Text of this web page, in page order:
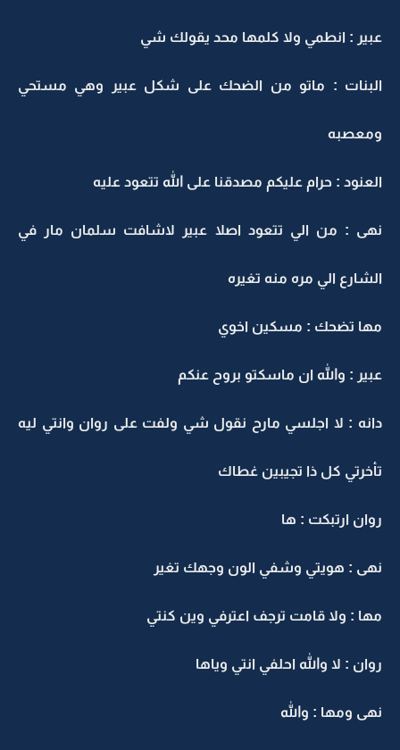
عبير : انطمي ولا كلمها محد يقولك شي
البنات : ماتو من الضحك على شكل عبير وهي مستحي
ومعصبه
العنود : حرام عليكم مصدقنا على الله تتعود عليه
نهى : من الي تتعود اصلا عبير لاشافت سلمان مار في
الشارع الي مره منه تغيره
مها تضحك : مسكين اخوي
عبير : والله ان ماسكتو بروح عنكم
دانه : لا اجلسي مارح نقول شي ولفت على روان وانتي ليه
تأخرتي كل ذا تجيبين غطاك
روان ارتبكت : ها
نهى : هويتي وشفي الون وجهك تغير
مها : ولا قامت ترجف اعترفي وين كنتي
روان : لا والله احلفي انتي وياها
نهى ومها : والله